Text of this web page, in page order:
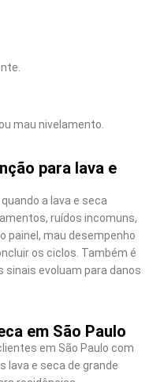
mau nivelamento.
para lava e
a lava e seca
ruídos incomuns,
painel, mau desempenho
os ciclos. Também é
sinais evoluam para danos
em São Paulo
em São Paulo com
lava e seca de grande